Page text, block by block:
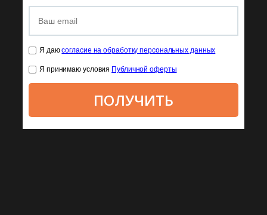
Я даюсогласие на обработку персональных данных
Я принимаю условия Публичной оферты
ПОЛУЧИТЬ